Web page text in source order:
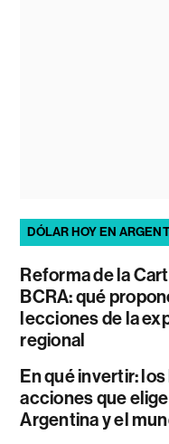
DÓLAR HOY EN
Reforma de la
BCRA: qué
lecciones de la
regional
En qué invertir:
acciones que
Argentina y el